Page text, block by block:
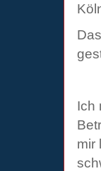
Ich
mir